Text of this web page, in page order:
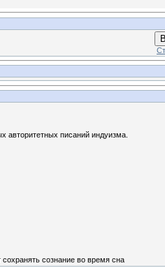
авторитетных писаний индуизма.
сознание во время сна